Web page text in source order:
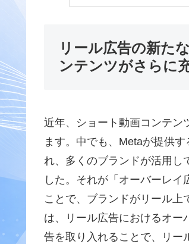
リール広告の新た
ンテンツがさらに
近年、ショート動画コンテン
ます。中でも、Metaが提供
れ、多くのブランドが活用し
した。それが「オーバーレ
ことで、ブランドがリール
は、リール広告におけるオー
告を取り入れることで、リー